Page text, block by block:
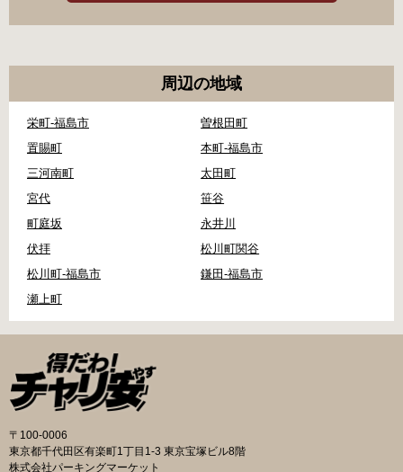
周辺の地域
栄町-福島市
曽根田町
置賜町
本町-福島市
三河南町
太田町
宮代
笹谷
町庭坂
永井川
伏拝
松川町関谷
松川町-福島市
鎌田-福島市
瀬上町
〒100-0006
東京都千代田区有楽町1丁目1-3 東京宝塚ビル8階
株式会社パーキングマーケット